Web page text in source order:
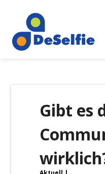
Über uns
Newsletter
Kontakt
Gibt es